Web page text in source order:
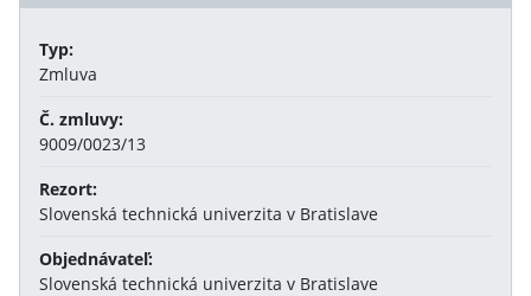
Typ:
Zmluva
Č. zmluvy:
9009/0023/13
Rezort:
Slovenská technická univerzita v Bratislave
Objednávateľ:
Slovenská technická univerzita v Bratislave